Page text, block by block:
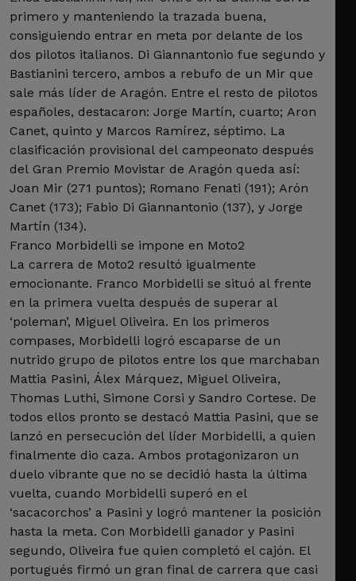
primero y manteniendo la trazada buena,
consiguiendo entrar en meta por delante de los
dos pilotos italianos. Di Giannantonio fue segundo y
Bastianini tercero, ambos a rebufo de un Mir que
sale más líder de Aragón. Entre el resto de pilotos
españoles, destacaron: Jorge Martín, cuarto; Aron
Canet, quinto y Marcos Ramírez, séptimo. La
clasificación provisional del campeonato después
del Gran Premio Movistar de Aragón queda así:
Joan Mir (271 puntos); Romano Fenati (191); Arón
Canet (173); Fabio Di Giannantonio (137), y Jorge
Martín (134).
Franco Morbidelli se impone en Moto2
La carrera de Moto2 resultó igualmente
emocionante. Franco Morbidelli se situó al frente
en la primera vuelta después de superar al
‘poleman’, Miguel Oliveira. En los primeros
compases, Morbidelli logró escaparse de un
nutrido grupo de pilotos entre los que marchaban
Mattia Pasini, Álex Márquez, Miguel Oliveira,
Thomas Luthi, Simone Corsi y Sandro Cortese. De
todos ellos pronto se destacó Mattia Pasini, que se
lanzó en persecución del líder Morbidelli, a quien
finalmente dio caza. Ambos protagonizaron un
duelo vibrante que no se decidió hasta la última
vuelta, cuando Morbidelli superó en el
‘sacacorchos’ a Pasini y logró mantener la posición
hasta la meta. Con Morbidelli ganador y Pasini
segundo, Oliveira fue quien completó el cajón. El
portugués firmó un gran final de carrera que casi